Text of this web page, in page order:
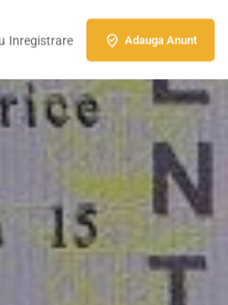
Inregistrare Adauga Anunt